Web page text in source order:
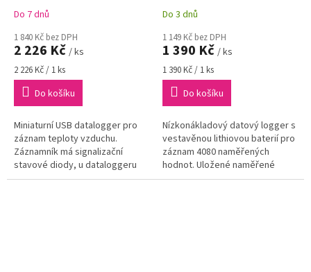
Do 7 dnů
1 840 Kč bez DPH
2 226 Kč / ks
Měrná
cena:
2 226 Kč / 1 ks
Do košíku
Miniaturní USB datalogger pro
záznam teploty vzduchu.
Záznamník má signalizační
stavové diody, u dataloggeru
lze nastavit odložený start
Do 3 dnů
1 149 Kč bez DPH
1 390 Kč / ks
Měrná
cena:
1 390 Kč / 1 ks
Do košíku
Nízkonákladový datový logger s
vestavěnou lithiovou baterií pro
záznam 4080 naměřených
hodnot. Uložené naměřené
hodnoty mohou být snímány